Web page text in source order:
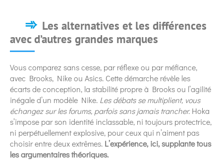
Les alternatives et les différences
avec d’autres grandes marques
Vous comparez sans cesse, par réflexe ou par méfiance,
avec Brooks, Nike ou Asics. Cette démarche révèle les
écarts de conception, la stabilité propre à Brooks ou l’agilité
inégale d’un modèle Nike. Les débats se multiplient, vous
échangez sur les forums, parfois sans jamais trancher. Hoka
s’impose par son identité inclassable, ni toujours protectrice,
ni perpétuellement explosive, pour ceux qui n’aiment pas
choisir entre deux extrêmes. L’expérience, ici, supplante tous
les argumentaires théoriques.